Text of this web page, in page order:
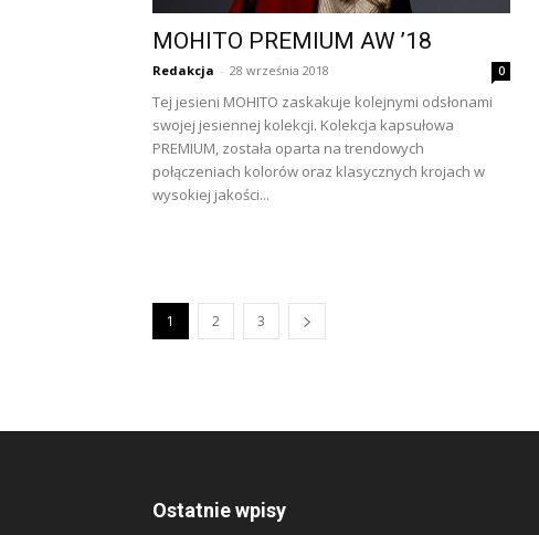
MOHITO PREMIUM AW ’18
Redakcja - 28 września 2018 0
Tej jesieni MOHITO zaskakuje kolejnymi odsłonami
swojej jesiennej kolekcji. Kolekcja kapsułowa
PREMIUM, została oparta na trendowych
połączeniach kolorów oraz klasycznych krojach w
wysokiej jakości...
1 2 3
Ostatnie wpisy